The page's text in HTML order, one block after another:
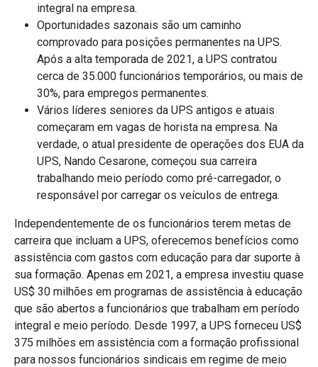
integral na empresa.
Oportunidades sazonais são um caminho
comprovado para posições permanentes na UPS.
Após a alta temporada de 2021, a UPS contratou
cerca de 35.000 funcionários temporários, ou mais de
30%, para empregos permanentes.
Vários líderes seniores da UPS antigos e atuais
começaram em vagas de horista na empresa. Na
verdade, o atual presidente de operações dos EUA da
UPS, Nando Cesarone, começou sua carreira
trabalhando meio período como pré-carregador, o
responsável por carregar os veículos de entrega.
Independentemente de os funcionários terem metas de
carreira que incluam a UPS, oferecemos benefícios como
assistência com gastos com educação para dar suporte à
sua formação. Apenas em 2021, a empresa investiu quase
US$ 30 milhões em programas de assistência à educação
que são abertos a funcionários que trabalham em período
integral e meio período. Desde 1997, a UPS forneceu US$
375 milhões em assistência com a formação profissional
para nossos funcionários sindicais em regime de meio